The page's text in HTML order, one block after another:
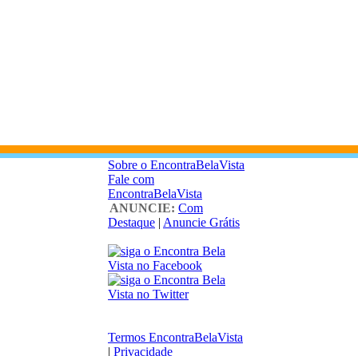
Sobre o EncontraBelaVista
Fale com
EncontraBelaVista
ANUNCIE: Com
Destaque | Anuncie Grátis
Termos EncontraBelaVista
| Privacidade